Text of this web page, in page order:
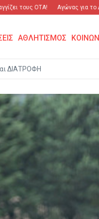
τους ΟΤΑ! Αγώνας για το Δάσος
ΑΘΛΗΤΙΣΜΟΣ
ΔΙΑΤΡΟΦΗ